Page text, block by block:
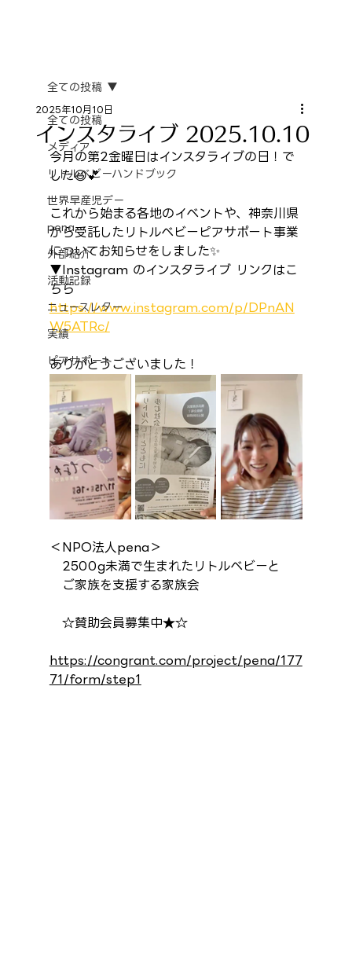
全ての投稿
メディア
リトルベビーハンドブック
世界早産児デー
pena
外部紹介
活動記録
ニュースレター
実績
ピアサポート
全ての投稿
インスタライブ 2025.10.10
2025年10月10日
今月の第2金曜日はインスタライブの日！で
した😆💕
これから始まる各地のイベントや、神奈川県
から受託したリトルベビーピアサポート事業
についてお知らせをしました✨
▼Instagram のインスタライブ リンクはこ
ちら
https://www.instagram.com/p/DPnAN
W5ATRc/
ありがとうございました！
＜NPO法人pena＞
2500g未満で生まれたリトルベビーと
ご家族を支援する家族会
☆賛助会員募集中★☆
https://congrant.com/project/pena/177
71/form/step1